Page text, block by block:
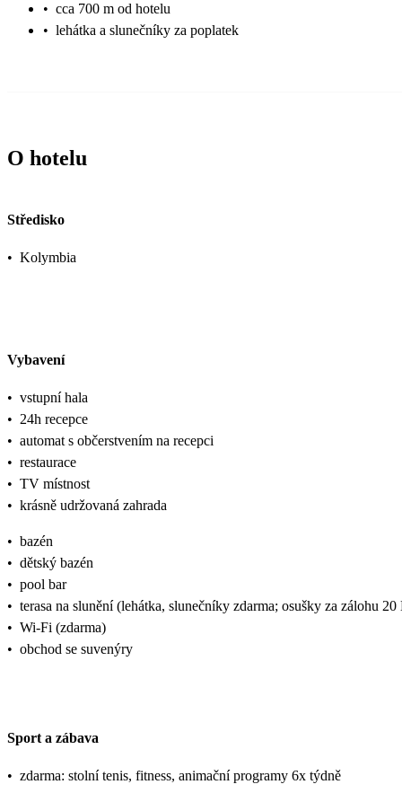
• cca 700 m od hotelu
• lehátka a slunečníky za poplatek
O hotelu
Středisko
• Kolymbia
Vybavení
• vstupní hala
• 24h recepce
• automat s občerstvením na recepci
• restaurace
• TV místnost
• krásně udržovaná zahrada
• bazén
• dětský bazén
• pool bar
• terasa na slunění (lehátka, slunečníky zdarma; osušky za zálohu
• Wi-Fi (zdarma)
• obchod se suvenýry
Sport a zábava
• zdarma: stolní tenis, fitness, animační programy 6x týdně